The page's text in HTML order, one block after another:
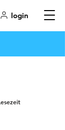
login